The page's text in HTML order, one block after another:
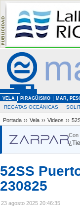
VELA PIRAGÜISMO MAR,
REGATAS OCEÁNICAS
Portada ›› Vela ›› Videos ››
Con
52SS
230825
23 agosto 2025 20:46:35